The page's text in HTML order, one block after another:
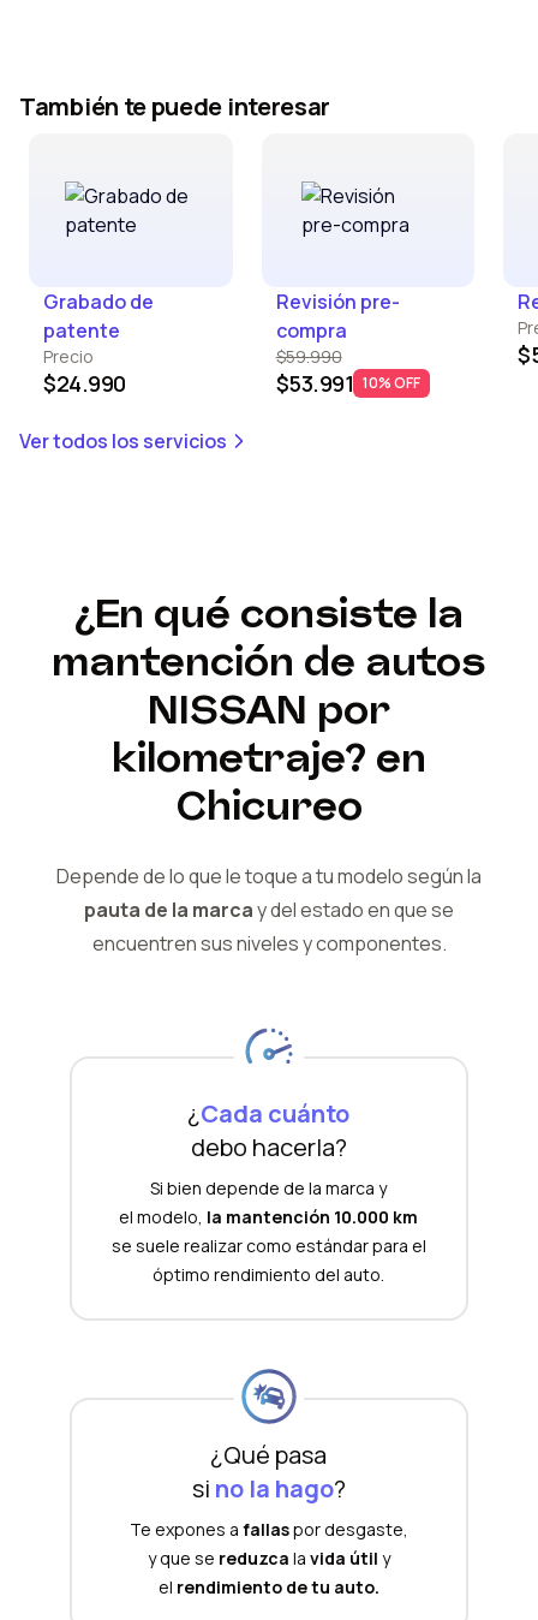
También te puede interesar
Grabado de
patente
Precio
$24.990
Revisión pre-
compra
$59.990
$53.991 10% OFF
Ver todos los servicios
¿En qué consiste la
mantención de autos
NISSAN por
kilometraje? en
Chicureo
Depende de lo que le toque a tu modelo según la
pauta de la marcay delestado en que se
encuentren sus niveles y componentes.
¿Cada cuánto
debo hacerla?
Si bien depende de la marca y
el modelo, la mantención 10.000 km
se suele realizar como estándar para el
óptimo rendimiento del auto.
¿Qué pasa
si no la hago?
Te expones a fallaspor desgaste,
y que se reduzca la vida útil y
el rendimiento de tu auto.